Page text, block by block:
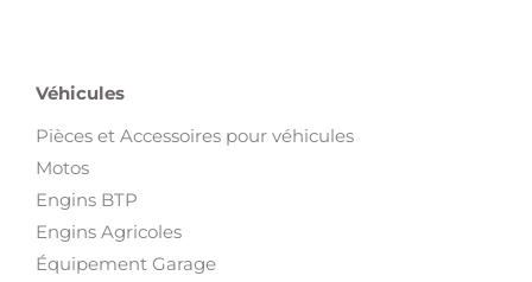
Véhicules
Pièces et Accessoires pour véhicules
Motos
Engins BTP
Engins Agricoles
Équipement Garage